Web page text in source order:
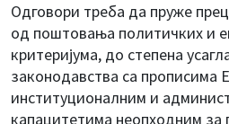
Одговори треба да пруже
од поштовања политичких и
критеријума, до степена
законодавства са прописима
институционалним и
капацитетима неопходним за